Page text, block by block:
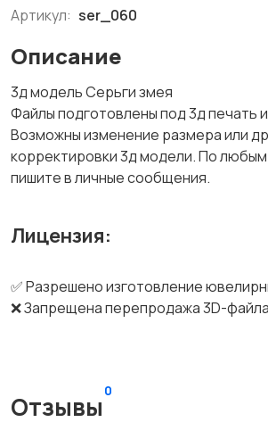
Артикул: ser_060
Описание
3д модель Серьги змея
Файлы подготовлены под 3д печать
Возможны изменение размера или
корректировки 3д модели. По
пишите в личные сообщения.
Лицензия:
✅ Разрешено изготовление
❌ Запрещена перепродажа 3D-файла
Отзывы
0